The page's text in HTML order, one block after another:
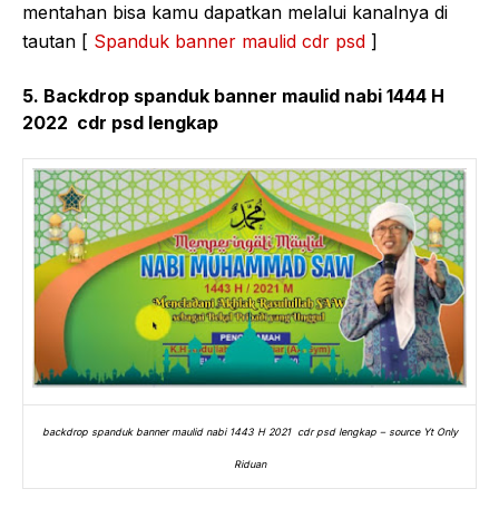
mentahan bisa kamu dapatkan melalui kanalnya di
tautan [ Spanduk banner maulid cdr psd ]
5. Backdrop spanduk banner maulid nabi 1444 H
2022 cdr psd lengkap
backdrop spanduk banner maulid nabi 1443 H 2021 cdr psd lengkap – source Yt Only
Riduan